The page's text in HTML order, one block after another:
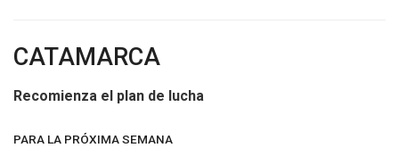
CATAMARCA
Recomienza el plan de lucha
PARA LA PRÓXIMA SEMANA